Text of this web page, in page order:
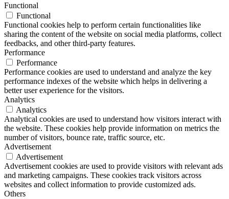
Functional
Functional
Functional cookies help to perform certain functionalities like
sharing the content of the website on social media platforms, collect
feedbacks, and other third-party features.
Performance
Performance
Performance cookies are used to understand and analyze the key
performance indexes of the website which helps in delivering a
better user experience for the visitors.
Analytics
Analytics
Analytical cookies are used to understand how visitors interact with
the website. These cookies help provide information on metrics the
number of visitors, bounce rate, traffic source, etc.
Advertisement
Advertisement
Advertisement cookies are used to provide visitors with relevant ads
and marketing campaigns. These cookies track visitors across
websites and collect information to provide customized ads.
Others